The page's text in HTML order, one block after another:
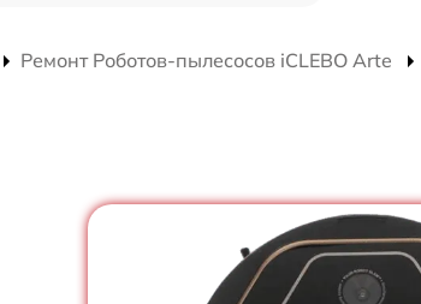
Ремонт Роботов-пылесосов iCLEBO Arte